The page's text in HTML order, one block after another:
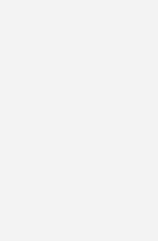
sprechen,
auch über das Gewerk
least die Ästhetik der